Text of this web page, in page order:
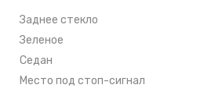
Заднее стекло
Зеленое
Седан
Место под стоп-сигнал